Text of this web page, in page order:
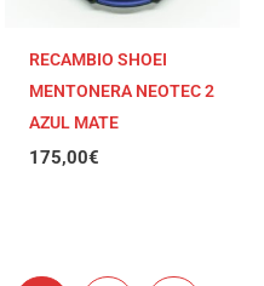
RECAMBIO SHOEI
MENTONERA NEOTEC 2
AZUL MATE
175,00€